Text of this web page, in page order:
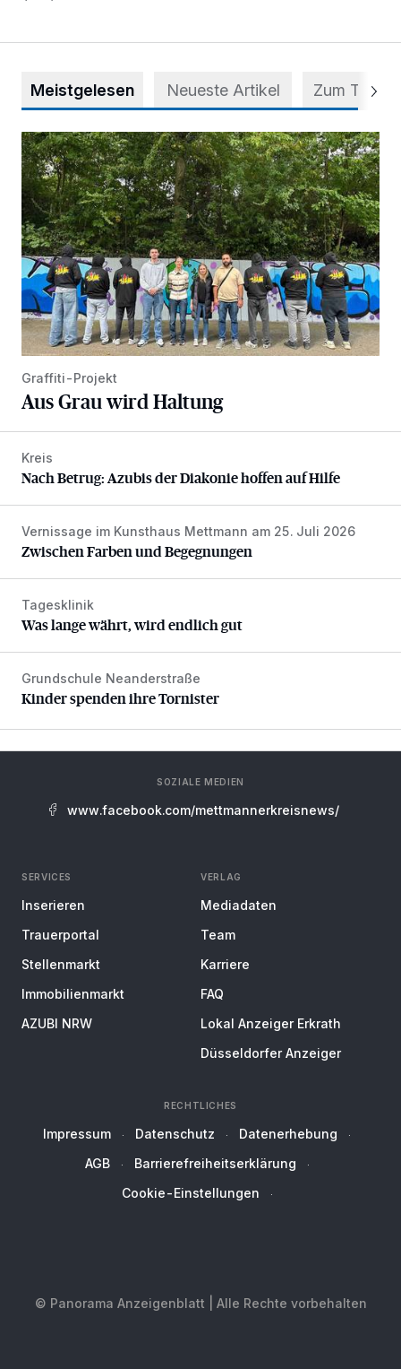
Meistgelesen Neueste Artikel Zum Thema
Aus Grau wird Haltung
Graffiti-Projekt
Aus Grau wird Haltung
Nach Betrug: Azubis der Diakonie hoffen auf Hilfe
Kreis
Nach Betrug: Azubis der Diakonie hoffen auf Hilfe
Zwischen Farben und Begegnungen
Vernissage im Kunsthaus Mettmann am 25. Juli 2026
Zwischen Farben und Begegnungen
Was lange währt, wird endlich gut
Tagesklinik
Was lange währt, wird endlich gut
Kinder spenden ihre Tornister
Grundschule Neanderstraße
Kinder spenden ihre Tornister
SOZIALE MEDIEN
www.facebook.com/mettmannerkreisnews/
SERVICES
Inserieren
Trauerportal
Stellenmarkt
Immobilienmarkt
AZUBI NRW
VERLAG
Mediadaten
Team
Karriere
FAQ
Lokal Anzeiger Erkrath
Düsseldorfer Anzeiger
RECHTLICHES
Impressum Datenschutz
Datenerhebung
AGB
Barrierefreiheitserklärung
Cookie-Einstellungen
© Panorama Anzeigenblatt | Alle Rechte vorbehalten